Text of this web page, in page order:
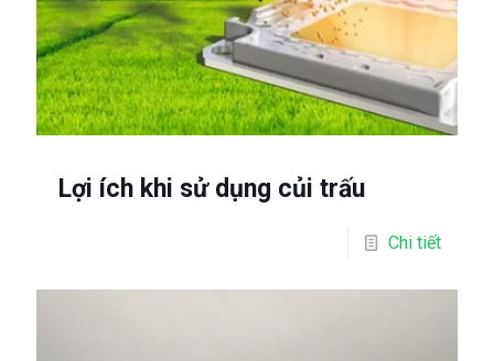
Lợi ích khi sử dụng củi trấu
Chi tiết